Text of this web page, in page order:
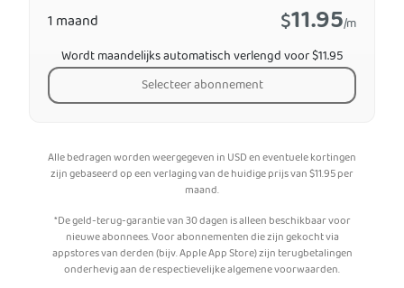
1 maand $11.95/m
Wordt maandelijks automatisch verlengd voor $11.95
Selecteer abonnement
Alle bedragen worden weergegeven in USD en eventuele kortingen
zijn gebaseerd op een verlaging van de huidige prijs van$11.95per
maand.
*De geld-terug-garantie van 30 dagen is alleen beschikbaar voor
nieuwe abonnees. Voor abonnementen die zijn gekocht via
appstores van derden (bijv. Apple App Store) zijn terugbetalingen
onderhevig aan de respectievelijke algemene voorwaarden.